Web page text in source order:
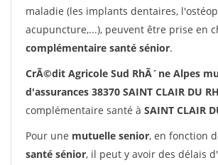
maladie (les implants dentaires,
acupuncture,...), peuvent être prise en
complémentaire santé sénior.
CrÃ©dit Agricole Sud RhÃ´ne Alpes
d'assurances 38370 SAINT CLAIR DU
complémentaire santé à SAINT CLAIR
Pour une mutuelle senior, en fonction
santé sénior, il peut y avoir des délais